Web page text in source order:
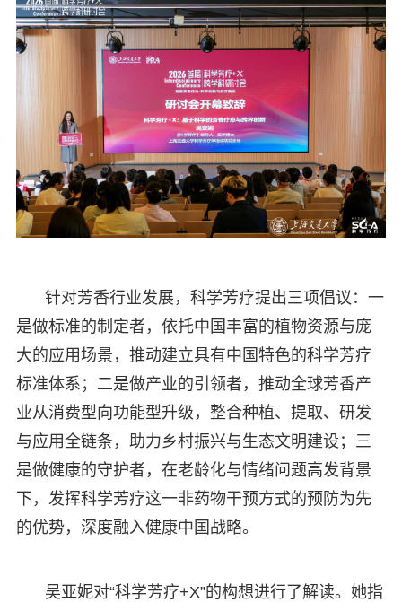
针对芳香行业发展，科学芳疗提出三项倡议：一
是做标准的制定者，依托中国丰富的植物资源与庞
大的应用场景，推动建立具有中国特色的科学芳疗
标准体系；二是做产业的引领者，推动全球芳香产
业从消费型向功能型升级，整合种植、提取、研发
与应用全链条，助力乡村振兴与生态文明建设；三
是做健康的守护者，在老龄化与情绪问题高发背景
下，发挥科学芳疗这一非药物干预方式的预防为先
的优势，深度融入健康中国战略。
吴亚妮对“科学芳疗+X”的构想进行了解读。她指